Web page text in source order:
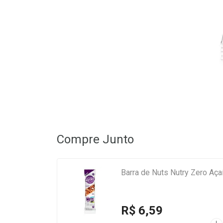
Compre Junto
Barra de Nuts Nutry Zero
R$ 6,59